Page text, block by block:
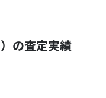
の査定実績